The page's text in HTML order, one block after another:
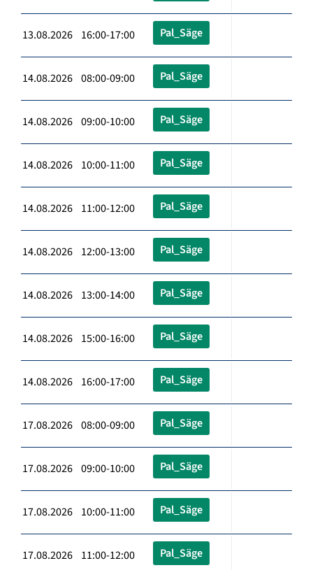
13.08.2026 16:00-17:00 Pal_Säge
14.08.2026 08:00-09:00 Pal_Säge
14.08.2026 09:00-10:00 Pal_Säge
14.08.2026 10:00-11:00 Pal_Säge
14.08.2026 11:00-12:00 Pal_Säge
14.08.2026 12:00-13:00 Pal_Säge
14.08.2026 13:00-14:00 Pal_Säge
14.08.2026 15:00-16:00 Pal_Säge
14.08.2026 16:00-17:00 Pal_Säge
17.08.2026 08:00-09:00 Pal_Säge
17.08.2026 09:00-10:00 Pal_Säge
17.08.2026 10:00-11:00 Pal_Säge
17.08.2026 11:00-12:00 Pal_Säge